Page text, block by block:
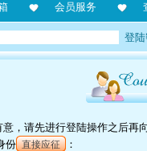
会员服务
登
，请先进行登陆操作之后
份 直接应征 ：